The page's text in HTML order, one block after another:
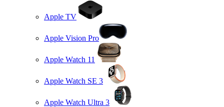
Apple TV
Apple Vision Pro
Apple Watch 11
Apple Watch SE 3
Apple Watch Ultra 3